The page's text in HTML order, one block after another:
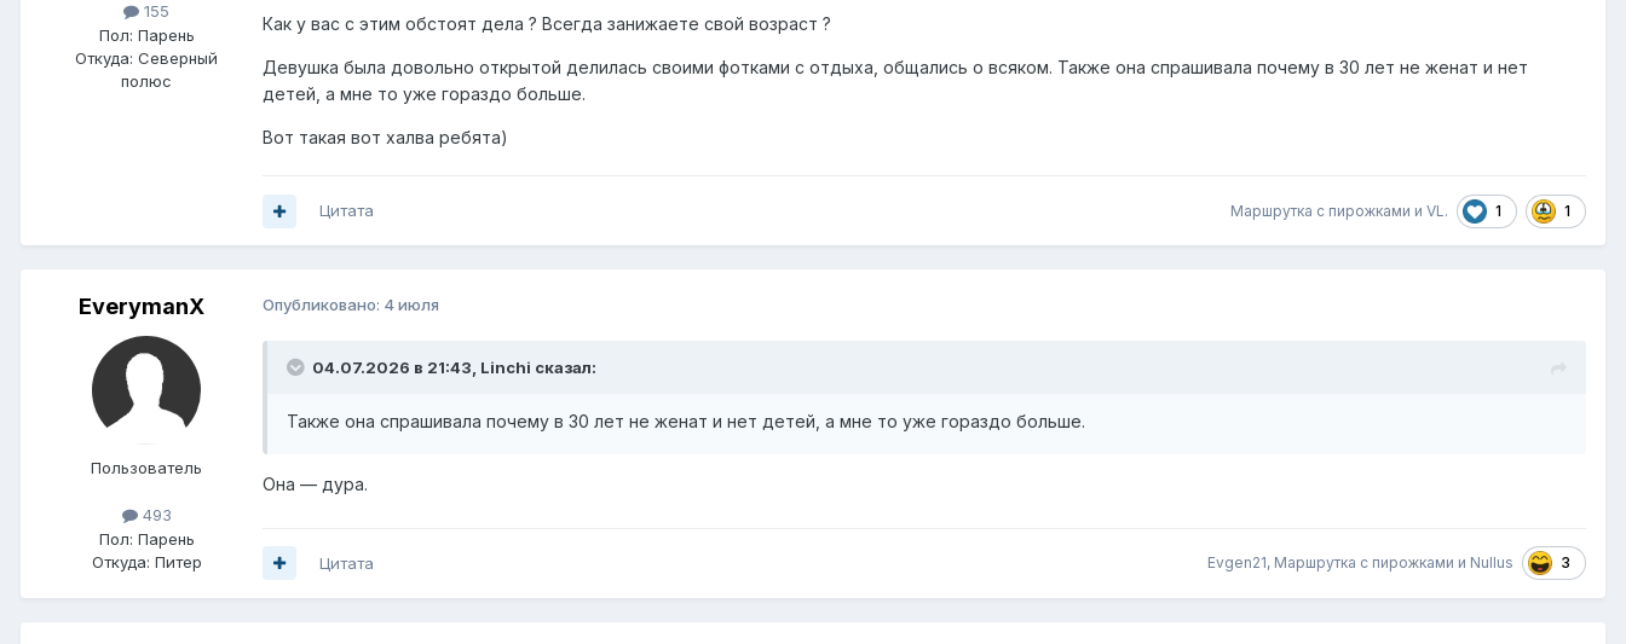
155
Пол: Парень
Откуда: Северный
полюс
Как у вас с этим обстоят дела ? Всегда занижаете свой возраст ?
Девушка была довольно открытой делилась своими фотками с отдыха, общались о всяком. Также она спрашивала почему в 30 лет не женат и нет
детей, а мне то уже гораздо больше.
Вот такая вот халва ребята)
Маршрутка с пирожками и VL. 1 1
Цитата
EverymanX
Пользователь
493
Пол: Парень
Откуда: Питер
Опубликовано: 4 июля
04.07.2026 в 21:43, Linchi сказал:
Также она спрашивала почему в 30 лет не женат и нет детей, а мне то уже гораздо больше.
Она — дура.
Evgen21, Маршрутка с пирожками и Nullus 3
Цитата